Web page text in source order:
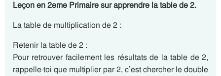
Leçon en 2eme Primaire sur apprendre la table de 2.
La table de multiplication de 2 :
Retenir la table de 2 :
Pour retrouver facilement les résultats de la table de 2,
rappelle-toi que multiplier par 2, c’est chercher le double